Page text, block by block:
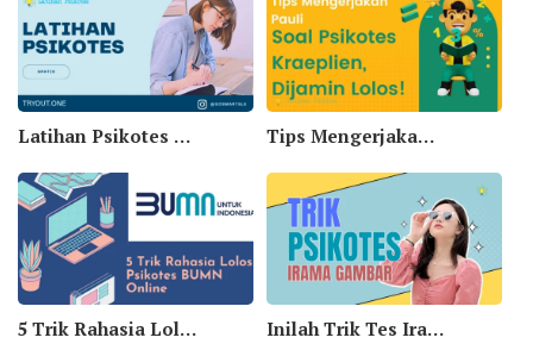
Latihan Psikotes Online Versi Baru Tips Mengerjakan Pauli Soal Psikotes Kraeplien, Dijamin Lolos!
5 Trik Rahasia Lolos Psikotes BUMN Online Inilah Trik Tes Irama Gambar Psikotes Yang Harus Kamu Tahu